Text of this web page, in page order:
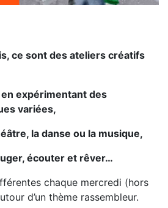
ce sont des ateliers créatifs
en expérimentant des
variées,
la danse ou la musique,
écouter et rêver…
chaque mercredi (hors
d’un thème rassembleur.